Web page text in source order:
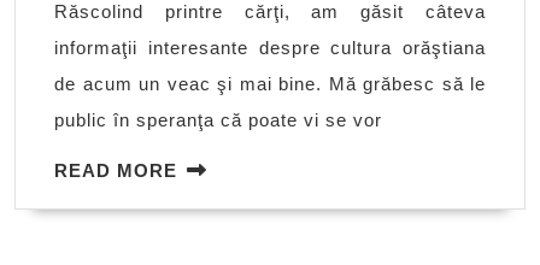
Eftimiu
la
Orăştie
Răscolind printre cărţi, am găsit câteva
informaţii interesante despre cultura orăştiana
de acum un veac şi mai bine. Mă grăbesc să le
public în speranţa că poate vi se vor
READ MORE READ